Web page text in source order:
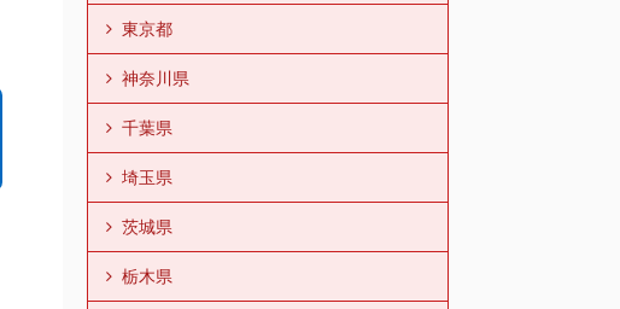
東京都
神奈川県
千葉県
埼玉県
茨城県
栃木県